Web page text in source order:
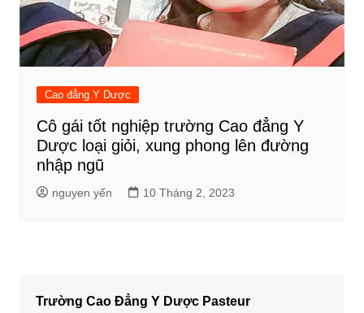
Cao đẳng Y Dược
Cô gái tốt nghiệp trường Cao đẳng Y
Dược loại giỏi, xung phong lên đường
nhập ngũ
nguyen yến 10 Tháng 2, 2023
Trường Cao Đẳng Y Dược Pasteur